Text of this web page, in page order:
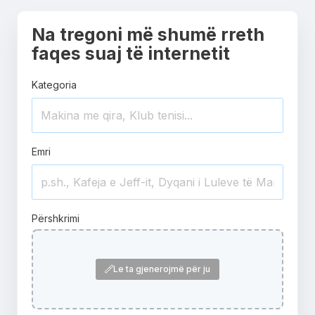
Na tregoni më shumë rreth
faqes suaj të internetit
Kategoria
Emri
Përshkrimi
Le ta gjenerojmë për ju